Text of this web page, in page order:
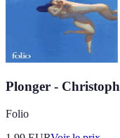
Plonger -
Folio